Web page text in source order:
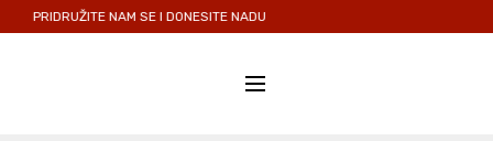
NAM SE I DONESITE NADU I LJUBAV ONIMA KOJIMA JE NAJPOTREBNIJA.